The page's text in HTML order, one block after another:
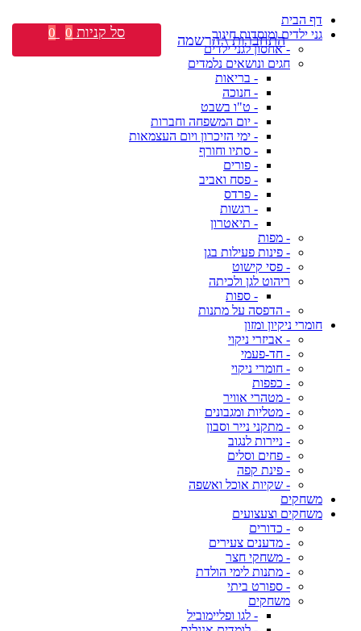
דף הבית
גני ילדים ומוסדות חינוך
- אחסון לגני ילדים
חגים ונושאים נלמדים
- בריאות
- חנוכה
- ט"ו בשבט
- יום המשפחה וחברות
- ימי הזיכרון ויום העצמאות
- סתיו וחורף
- פורים
- פסח ואביב
- פרדס
- רגשות
- תיאטרון
- מפות
- פינות פעילות בגן
- פסי קישוט
ריהוט לגן ולכיתה
- ספות
- הדפסה על מתנות
חומרי ניקיון ומזון
- אביזרי ניקוי
- חד-פעמי
- חומרי ניקוי
- כפפות
- מטהרי אוויר
- מטליות ומגבונים
- מתקני נייר וסבון
- ניירות לנגוב
- פחים וסלים
- פינת קפה
- שקיות אוכל ואשפה
משחקים
משחקים וצעצועים
- כדורים
- מדענים צעירים
- משחקי חצר
- מתנות לימי הולדת
- ספורט ביתי
משחקים
- לגו ופליימוביל
התחברות \ הרשמה סל קניות 0
0